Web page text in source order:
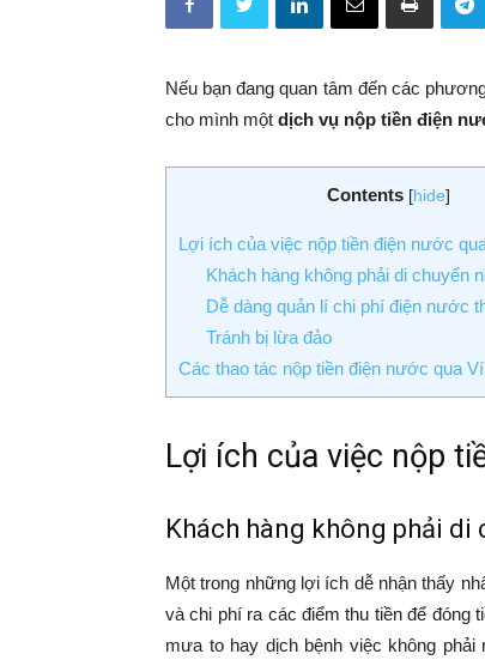
Nếu bạn đang quan tâm đến các
cho mình một dịch vụ nộp tiền điện
Contents [hide]
Lợi ích của việc nộp tiền điện nước
Khách hàng không phải di chuyển
Dễ dàng quản lí chi phí điện nước
Tránh bị lừa đảo
Các thao tác nộp tiền điện nước qua
Lợi ích của việc nộp
Khách hàng không phải di
Một trong những lợi ích dễ nhận thấy
và chi phí ra các điểm thu tiền để đóng
mưa to hay dịch bệnh việc không